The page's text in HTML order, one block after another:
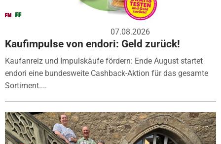
07.08.2026
Kaufimpulse von endori: Geld zurück!
Kaufanreiz und Impulskäufe fördern: Ende August startet
endori eine bundesweite Cashback-Aktion für das gesamte
Sortiment....